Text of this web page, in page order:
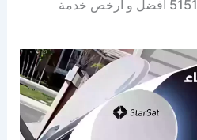
فني ستلايت الفيحاء 51516050 افضل و ارخص خدمة